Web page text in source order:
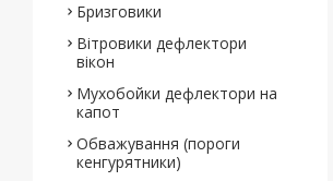
Бризговики
Вітровики дефлектори
вікон
Мухобойки дефлектори на
капот
Обважування (пороги
кенгурятники)